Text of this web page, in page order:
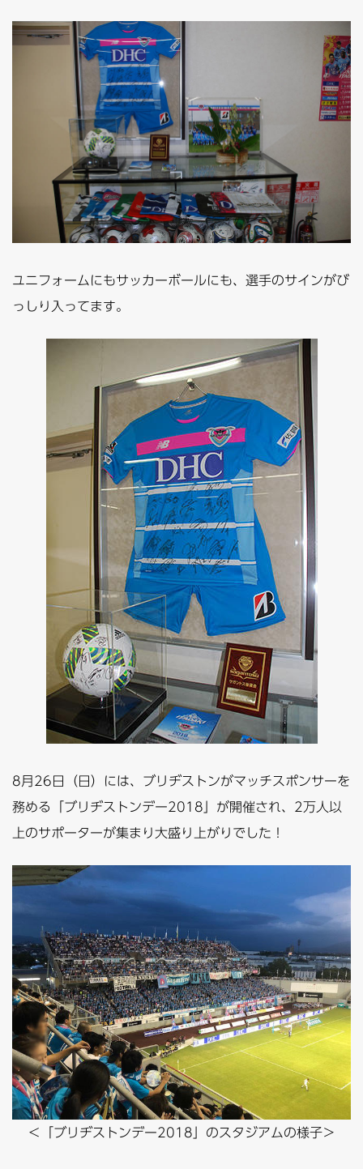
ユニフォームにもサッカーボールにも、選手のサインがび
っしり入ってます。
8月26日（日）には、ブリヂストンがマッチスポンサーを
務める「ブリヂストンデー2018」が開催され、2万人以
上のサポーターが集まり大盛り上がりでした！
＜「ブリヂストンデー2018」のスタジアムの様子＞